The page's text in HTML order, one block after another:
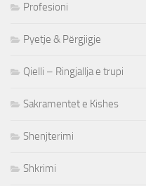
Profesioni
Pyetje & Përgjigje
Qielli – Ringjallja e trupi
Sakramentet e Kishes
Shenjterimi
Shkrimi